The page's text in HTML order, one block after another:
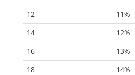
12
11%
14
12%
16
13%
18
14%